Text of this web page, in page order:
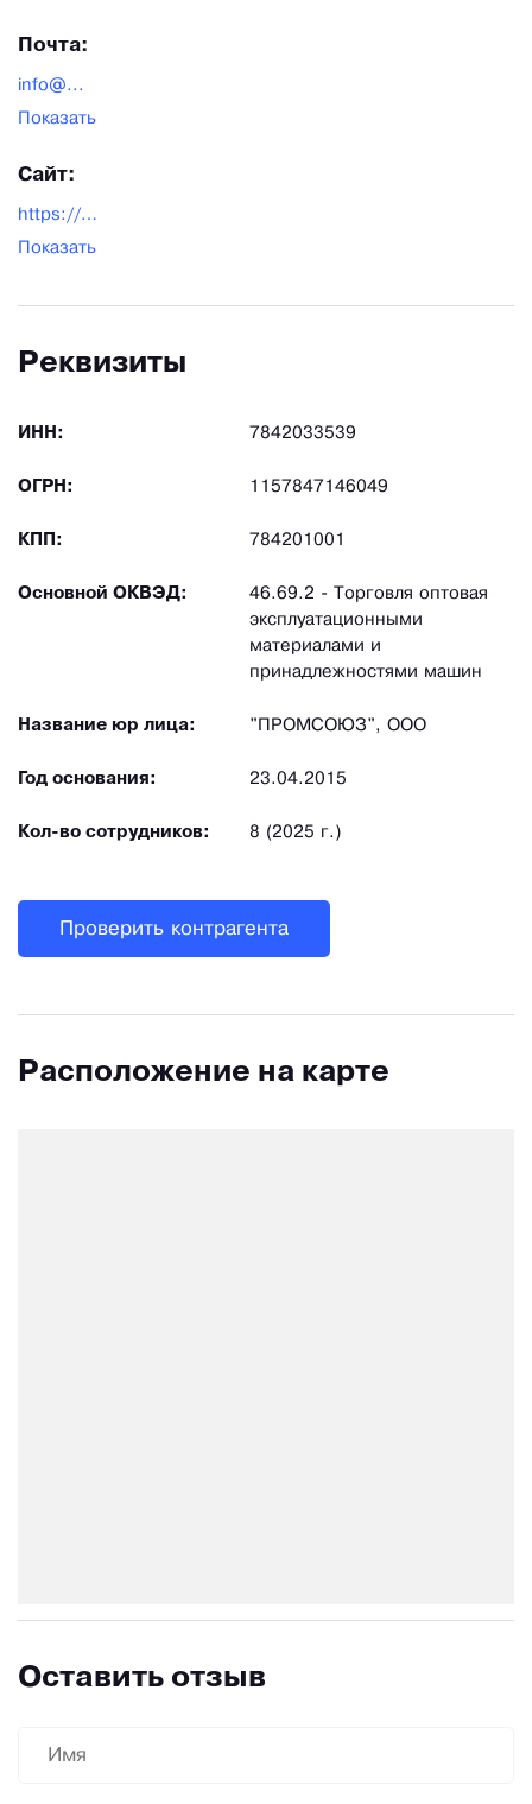
Почта:
info@...
Показать
Сайт:
https://promsouz.ru/
Показать
Реквизиты
ИНН: 7842033539
ОГРН: 1157847146049
КПП: 784201001
Основной ОКВЭД:
46.69.2 - Торговля оптовая
эксплуатационными
материалами и
принадлежностями машин
Название юр лица: "ПРОМСОЮЗ", ООО
Год основания: 23.04.2015
Кол-во сотрудников: 8 (2025 г.)
Проверить контрагента
Расположение на карте
Оставить отзыв